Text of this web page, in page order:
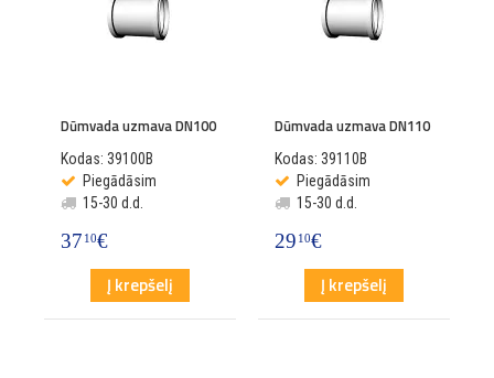
Dūmvada uzmava DN100
Kodas: 39100B
Piegādāsim
15-30 d.d.
37 10€
Į krepšelį
Dūmvada uzmava DN110
Kodas: 39110B
Piegādāsim
15-30 d.d.
29 10€
Į krepšelį